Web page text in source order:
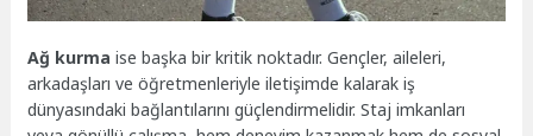
Ağ kurma ise başka bir kritik noktadır. Gençler, aileleri,
arkadaşları ve öğretmenleriyle iletişimde kalarak iş
dünyasındaki bağlantılarını güçlendirmelidir. Staj imkanları